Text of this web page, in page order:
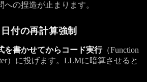
の捏造が止まります。
付の再計算強制
を書かせてからコード実行（Function
）に投げます。LLMに暗算させると